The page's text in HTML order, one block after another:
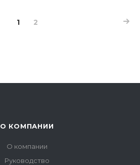
1 2
О КОМПАНИИ
О компании
Руководство